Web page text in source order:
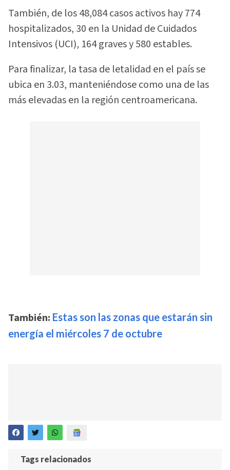
También, de los 48,084 casos activos hay 774
hospitalizados, 30 en la Unidad de Cuidados
Intensivos (UCI), 164 graves y 580 estables.
Para finalizar, la tasa de letalidad en el país se
ubica en 3.03, manteniéndose como una de las
más elevadas en la región centroamericana.
También: Estas son las zonas que estarán sin
energía el miércoles 7 de octubre
Tags relacionados